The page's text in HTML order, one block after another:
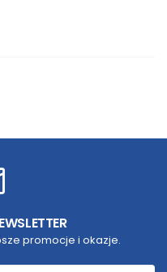
promocje i okazje.